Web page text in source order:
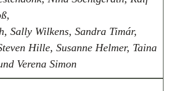
Sally Wilkens, Sandra Timár,
Hille, Susanne Helmer, Taina
Verena Simon